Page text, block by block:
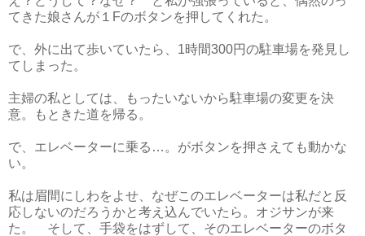
てきた娘さんが１Fのボタンを押してくれた。
で、外に出て歩いていたら、1時間300円の駐車場を発見し
てしまった。
主婦の私としては、もったいないから駐車場の変更を決
意。もときた道を帰る。
で、エレベーターに乗る…。がボタンを押さえても動かな
い。
私は眉間にしわをよせ、なぜこのエレベーターは私だと反
応しないのだろうかと考え込んでいたら。オジサンが来
た。 そして、手袋をはずして、そのエレベーターのボタ